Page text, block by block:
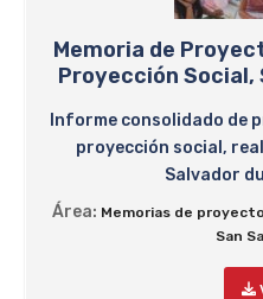
Memoria de
Proyección Social,
Informe consolidado de
proyección social,
Salvador
Área: Memorias de
San